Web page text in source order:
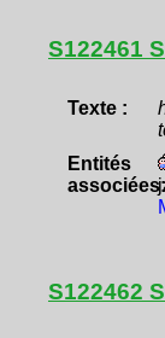
S122461
Texte :
Entités
associées:
S122462